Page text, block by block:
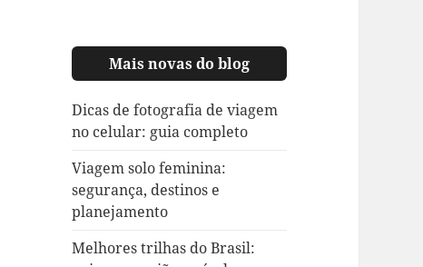
Mais novas do blog
Dicas de fotografia de viagem
no celular: guia completo
Viagem solo feminina:
segurança, destinos e
planejamento
Melhores trilhas do Brasil: